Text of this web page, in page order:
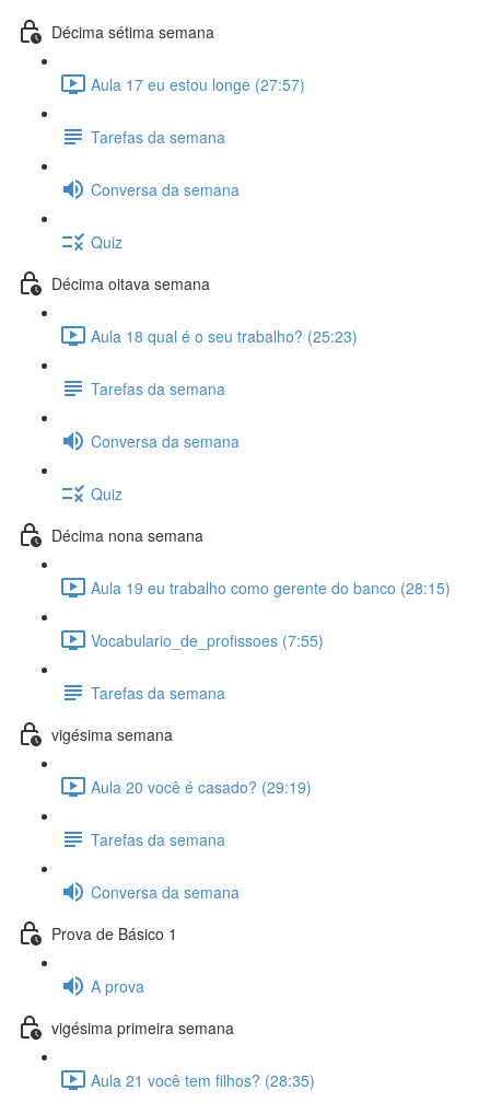
Décima sétima semana
Aula 17 eu estou longe (27:57)
Tarefas da semana
Conversa da semana
Quiz
Décima oitava semana
Aula 18 qual é o seu trabalho? (25:23)
Tarefas da semana
Conversa da semana
Quiz
Décima nona semana
Aula 19 eu trabalho como gerente do banco (28:15)
Vocabulario_de_profissoes (7:55)
Tarefas da semana
vigésima semana
Aula 20 você é casado? (29:19)
Tarefas da semana
Conversa da semana
Prova de Básico 1
A prova
vigésima primeira semana
Aula 21 você tem filhos? (28:35)